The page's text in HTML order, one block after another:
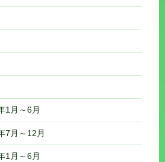
1月～6月
7月～12月
1月～6月